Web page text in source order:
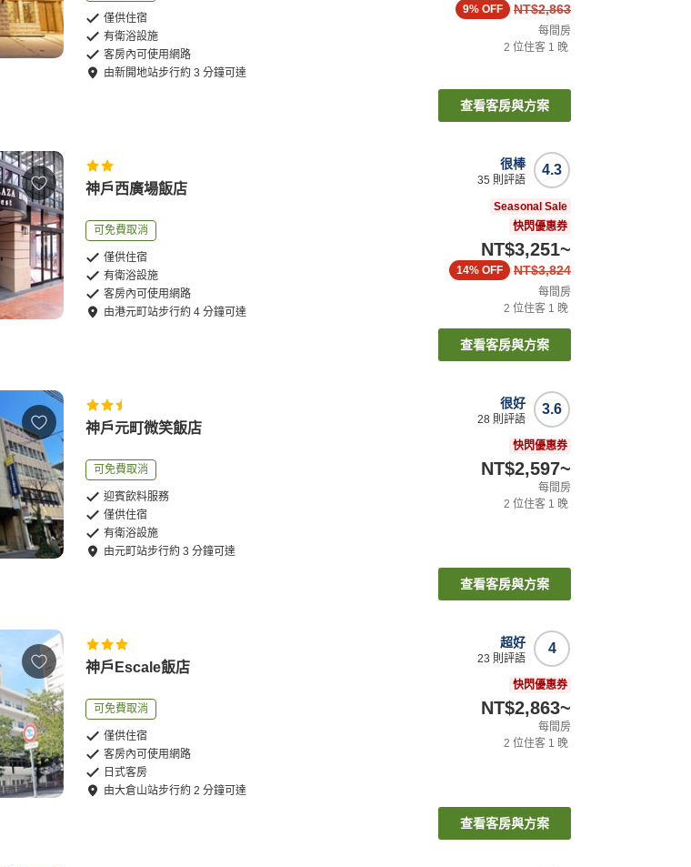
僅供住宿
有衛浴設施
客房內可使用網路
由新開地站步行約3 分鐘可達
NT$2,863
9% OFF
每間房
2 位住客 1 晚
查看客房與方案
神戶西廣場飯店
可免費取消
僅供住宿
有衛浴設施
客房內可使用網路
由港元町站步行約4 分鐘可達
4.3
很棒
35 則評語
Seasonal Sale
快閃優惠券
NT$3,251~
NT$3,824
14% OFF
每間房
2 位住客 1 晚
查看客房與方案
神戶元町微笑飯店
可免費取消
迎賓飲料服務
僅供住宿
有衛浴設施
由元町站步行約3 分鐘可達
3.6
很好
28 則評語
快閃優惠券
NT$2,597~
每間房
2 位住客 1 晚
查看客房與方案
神戶Escale飯店
可免費取消
僅供住宿
客房內可使用網路
日式客房
由大倉山站步行約2 分鐘可達
4
超好
23 則評語
快閃優惠券
NT$2,863~
每間房
2 位住客 1 晚
查看客房與方案